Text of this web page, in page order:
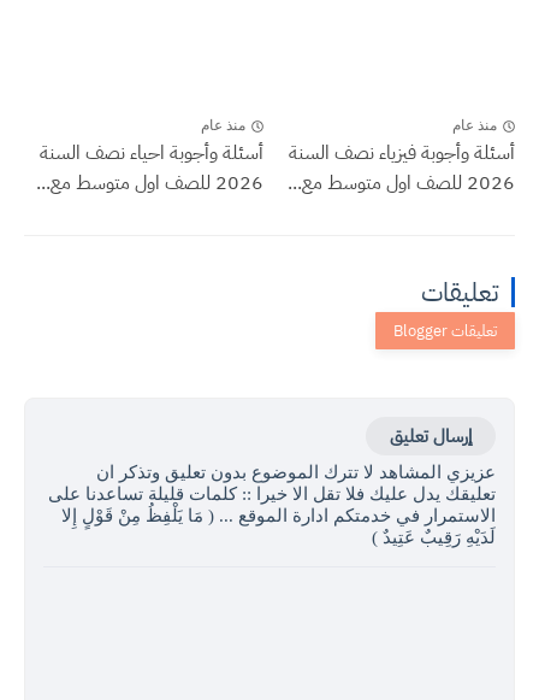
منذ عام
أسئلة وأجوبة فيزياء نصف السنة
2026 للصف اول متوسط مع...
منذ عام
أسئلة وأجوبة احياء نصف السنة
2026 للصف اول متوسط مع...
تعليقات
إرسال تعليق
عزيزي المشاهد لا تترك الموضوع بدون تعليق وتذكر ان
تعليقك يدل عليك فلا تقل الا خيرا :: كلمات قليلة تساعدنا على
الاستمرار في خدمتكم ادارة الموقع ... ( مَا يَلْفِظُ مِنْ قَوْلٍ إِلا
لَدَيْهِ رَقِيبٌ عَتِيدٌ )